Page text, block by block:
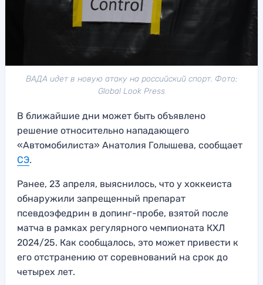
ВАДА идет в новую атаку на российский спорт. Фото:
Global Look Press
В ближайшие дни может быть объявлено
решение относительно нападающего
«Автомобилиста» Анатолия Голышева, сообщает
СЭ.
Ранее, 23 апреля, выяснилось, что у хоккеиста
обнаружили запрещенный препарат
псевдоэфедрин в допинг-пробе, взятой после
матча в рамках регулярного чемпионата КХЛ
2024/25. Как сообщалось, это может привести к
его отстранению от соревнований на срок до
четырех лет.